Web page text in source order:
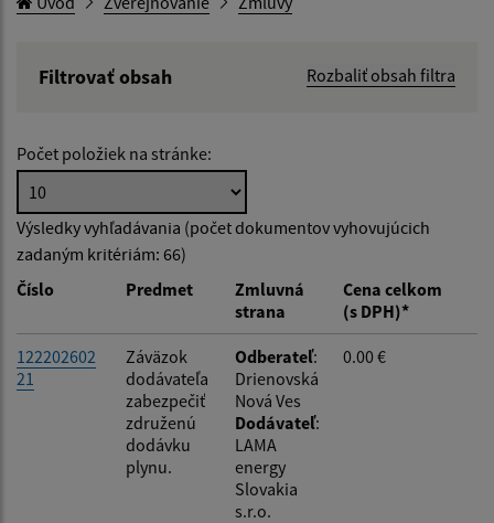
Filtrovať obsah
Rozbaliť obsah filtra
Hľadať v:
Typ dátumu:
Dátum od:
Počet položiek na stránke:
Výsledky vyhľadávania (počet dokumentov vyhovujúcich
zadaným kritériám: 66)
Číslo
Predmet
Zmluvná
strana
Cena celkom
(s DPH)*
122202602
21
Záväzok
dodávateľa
zabezpečiť
združenú
dodávku
plynu.
Odberateľ:
Drienovská
Nová Ves
Dodávateľ:
LAMA
energy
Slovakia
s.r.o.
0.00 €